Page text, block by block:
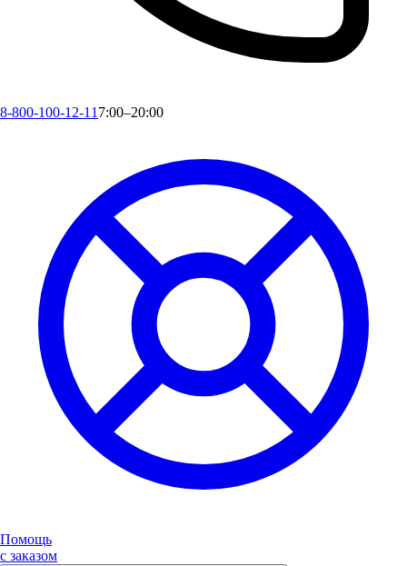
8-800-100-12-11 7:00–20:00
Помощь
с заказом